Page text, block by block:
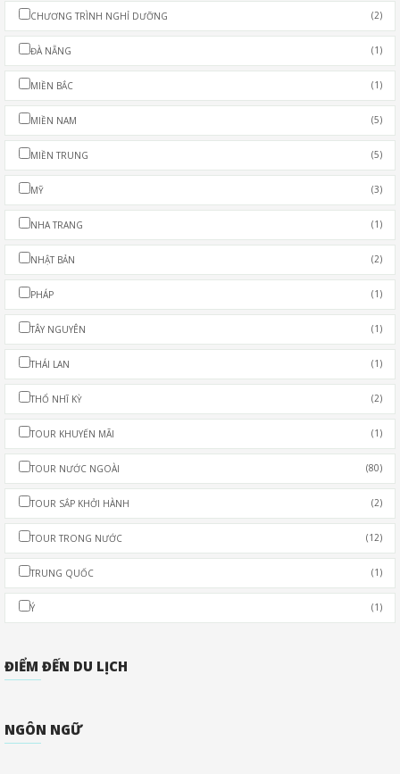
CHƯƠNG TRÌNH NGHỈ DƯỠNG (2)
ĐÀ NẴNG (1)
MIỀN BẮC (1)
MIỀN NAM (5)
MIỀN TRUNG (5)
MỸ (3)
NHA TRANG (1)
NHẬT BẢN (2)
PHÁP (1)
TÂY NGUYÊN (1)
THÁI LAN (1)
THỔ NHĨ KỲ (2)
TOUR KHUYẾN MÃI (1)
TOUR NƯỚC NGOÀI (80)
TOUR SẮP KHỞI HÀNH (2)
TOUR TRONG NƯỚC (12)
TRUNG QUỐC (1)
Ý (1)
ĐIỂM ĐẾN DU LỊCH
NGÔN NGỮ